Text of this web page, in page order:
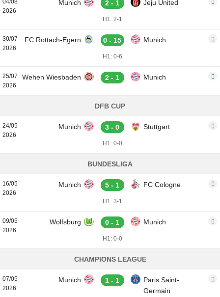
04/08
2026
Munich 2 - 1 Jeju United
H1: 2-1
30/07
2026
FC Rottach-Egern 0 - 15 Munich
H1: 0-6
25/07
2026
Wehen Wiesbaden 2 - 1 Munich
DFB CUP
24/05
2026
Munich 3 - 0 Stuttgart
H1: 0-0
BUNDESLIGA
16/05
2026
Munich 5 - 1 FC Cologne
H1: 3-1
09/05
2026
Wolfsburg 0 - 1 Munich
H1: 0-0
CHAMPIONS LEAGUE
07/05
2026
Munich 1 - 1
Paris Saint-
Germain